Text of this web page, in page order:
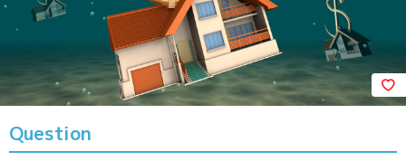
Question